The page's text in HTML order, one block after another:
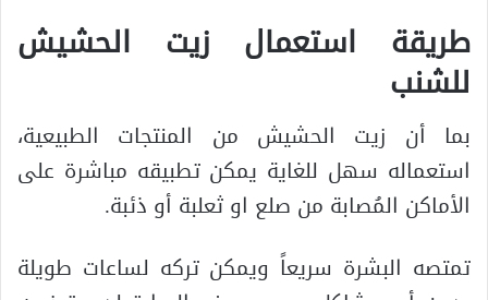
طريقة استعمال زيت الحشيش
للشنب
بما أن زيت الحشيش من المنتجات الطبيعية،
استعماله سهل للغاية يمكن تطبيقه مباشرة على
الأماكن المُصابة من صلع او ثعلبة أو ذئبة.
تمتصه البشرة سريعاً ويمكن تركه لساعات طويلة